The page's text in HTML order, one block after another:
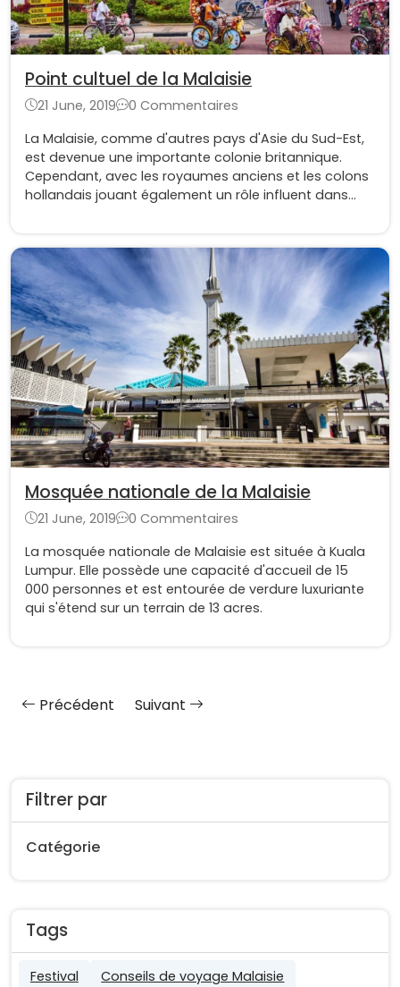
Filtrer par
Catégorie
Tags
Festival
Conseils de voyage Malaisie
Point cultuel de la Malaisie
21 June, 2019
0 Commentaires
La Malaisie, comme d'autres pays d'Asie du Sud-Est,
est devenue une importante colonie britannique.
Cependant, avec les royaumes anciens et les colons
hollandais jouant également un rôle influent dans
Mosquée nationale de la Malaisie
21 June, 2019
0 Commentaires
La mosquée nationale de Malaisie est située à Kuala
Lumpur. Elle possède une capacité d'accueil de 15
000 personnes et est entourée de verdure luxuriante
qui s'étend sur un terrain de 13 acres.
Précédent Suivant